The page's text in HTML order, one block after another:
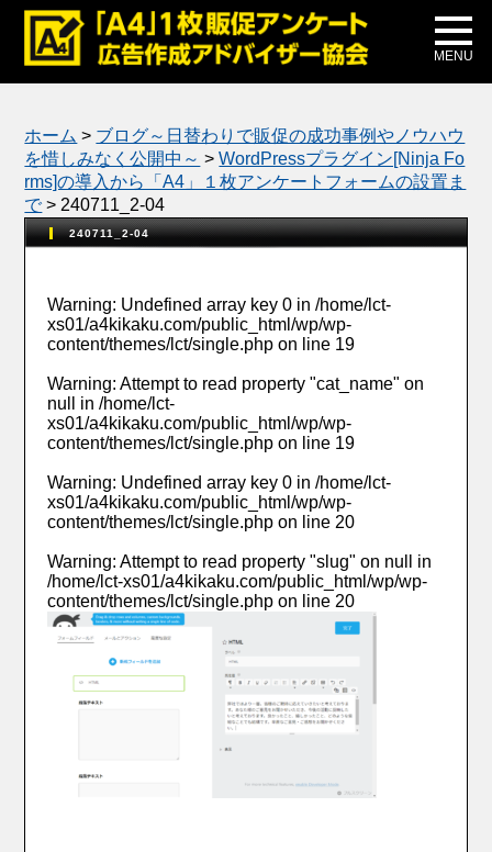
MENU
メディア掲載
公式ブログ
ホーム > ブログ～日替わりで販促の成功事例やノウハウ
を惜しみなく公開中～ >WordPressプラグイン[Ninja Fo
rms]の導入から「A4」１枚アンケートフォームの設置ま
で> 240711_2-04
240711_2-04
Warning: Undefined array key 0 in/home/lct-
xs01/a4kikaku.com/public_html/wp/wp-
content/themes/lct/single.php on line 19
Warning: Attempt to read property "cat_name" on
null in/home/lct-
xs01/a4kikaku.com/public_html/wp/wp-
content/themes/lct/single.php on line 19
Warning: Undefined array key 0 in/home/lct-
xs01/a4kikaku.com/public_html/wp/wp-
content/themes/lct/single.php on line 20
Warning: Attempt to read property "slug" on null in
/home/lct-xs01/a4kikaku.com/public_html/wp/wp-
content/themes/lct/single.php on line 20